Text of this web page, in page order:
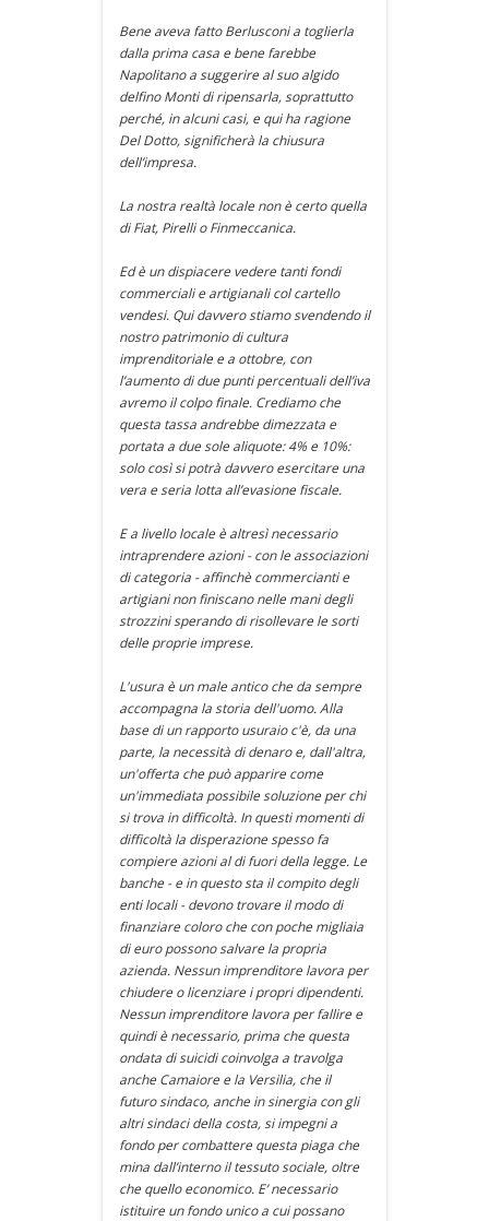
Bene aveva fatto Berlusconi a toglierla
dalla prima casa e bene farebbe
Napolitano a suggerire al suo algido
delfino Monti di ripensarla, soprattutto
perché, in alcuni casi, e qui ha ragione
Del Dotto, significherà la chiusura
dell’impresa.
La nostra realtà locale non è certo quella
di Fiat, Pirelli o Finmeccanica.
Ed è un dispiacere vedere tanti fondi
commerciali e artigianali col cartello
vendesi. Qui davvero stiamo svendendo il
nostro patrimonio di cultura
imprenditoriale e a ottobre, con
l’aumento di due punti percentuali dell’iva
avremo il colpo finale. Crediamo che
questa tassa andrebbe dimezzata e
portata a due sole aliquote: 4% e 10%:
solo così si potrà davvero esercitare una
vera e seria lotta all’evasione fiscale.
E a livello locale è altresì necessario
intraprendere azioni - con le associazioni
di categoria - affinchè commercianti e
artigiani non finiscano nelle mani degli
strozzini sperando di risollevare le sorti
delle proprie imprese.
L'usura è un male antico che da sempre
accompagna la storia dell'uomo. Alla
base di un rapporto usuraio c'è, da una
parte, la necessità di denaro e, dall'altra,
un'offerta che può apparire come
un'immediata possibile soluzione per chi
si trova in difficoltà. In questi momenti di
difficoltà la disperazione spesso fa
compiere azioni al di fuori della legge. Le
banche - e in questo sta il compito degli
enti locali - devono trovare il modo di
finanziare coloro che con poche migliaia
di euro possono salvare la propria
azienda. Nessun imprenditore lavora per
chiudere o licenziare i propri dipendenti.
Nessun imprenditore lavora per fallire e
quindi è necessario, prima che questa
ondata di suicidi coinvolga a travolga
anche Camaiore e la Versilia, che il
futuro sindaco, anche in sinergia con gli
altri sindaci della costa, si impegni a
fondo per combattere questa piaga che
mina dall’interno il tessuto sociale, oltre
che quello economico. E’ necessario
istituire un fondo unico a cui possano